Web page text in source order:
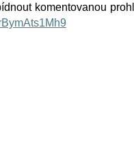
komentovanou